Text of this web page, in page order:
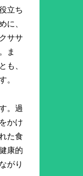
立ち
に、
ササ
ま
も、
。
。過
かけ
た食
康的
がり